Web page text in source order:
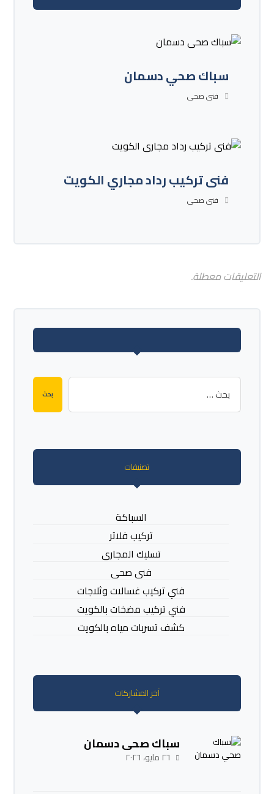
سباك صحي دسمان
فنى صحى
فنى تركيب رداد مجاري الكويت
فنى صحى
التعليقات معطلة.
بحث
تصنيفات
السباكة
تركيب فلاتر
تسليك المجارى
فنى صحى
فني تركيب غسالات وثلاجات
فني تركيب مضخات بالكويت
كشف تسربات مياه بالكويت
آخر المشاركات
سباك صحي دسمان
٢٦ مايو، ٢٠٢٦